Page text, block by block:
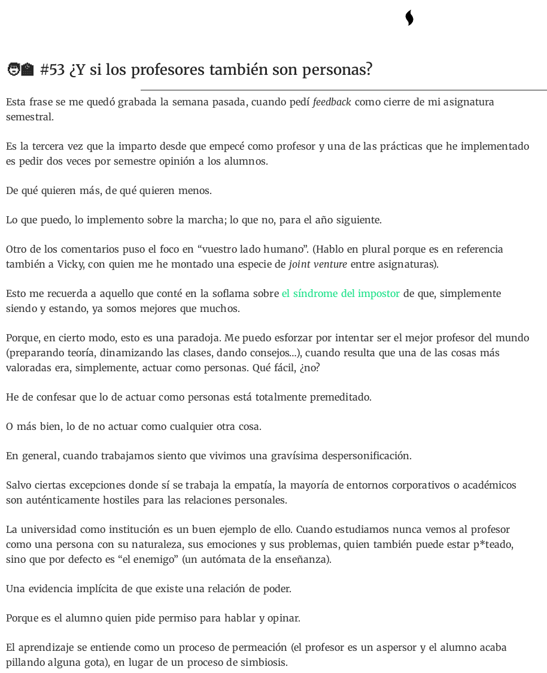
🧑‍🏫 #53 ¿Y si los profesores también son personas?
Esta frase se me quedó grabada la semana pasada, cuando pedí feedback como cierre de mi asignatura
semestral.
Es la tercera vez que la imparto desde que empecé como profesor y una de las prácticas que he implementado
es pedir dos veces por semestre opinión a los alumnos.
De qué quieren más, de qué quieren menos.
Lo que puedo, lo implemento sobre la marcha; lo que no, para el año siguiente.
Otro de los comentarios puso el foco en “vuestro lado humano”. (Hablo en plural porque es en referencia
también a Vicky, con quien me he montado una especie de joint venture entre asignaturas).
Esto me recuerda a aquello que conté en la soflama sobreel síndrome del impostor de que, simplemente
siendo y estando, ya somos mejores que muchos.
Porque, en cierto modo, esto es una paradoja. Me puedo esforzar por intentar ser el mejor profesor del mundo
(preparando teoría, dinamizando las clases, dando consejos…), cuando resulta que una de las cosas más
valoradas era, simplemente, actuar como personas. Qué fácil, ¿no?
He de confesar que lo de actuar como personas está totalmente premeditado.
O más bien, lo de no actuar como cualquier otra cosa.
En general, cuando trabajamos siento que vivimos una gravísima despersonificación.
Salvo ciertas excepciones donde sí se trabaja la empatía, la mayoría de entornos corporativos o académicos
son auténticamente hostiles para las relaciones personales.
La universidad como institución es un buen ejemplo de ello. Cuando estudiamos nunca vemos al profesor
como una persona con su naturaleza, sus emociones y sus problemas, quien también puede estar p*teado,
sino que por defecto es “el enemigo” (un autómata de la enseñanza).
Una evidencia implícita de que existe una relación de poder.
Porque es el alumno quien pide permiso para hablar y opinar.
El aprendizaje se entiende como un proceso de permeación (el profesor es un aspersor y el alumno acaba
pillando alguna gota), en lugar de un proceso de simbiosis.